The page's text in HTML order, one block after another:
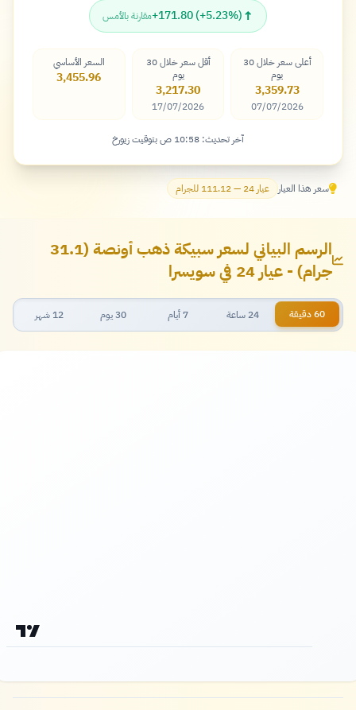
↑
+171.80 (+5.23%)مقارنة بالأمس
أعلى سعر خلال 30
يوم
3,359.73
07/07/2026
أقل سعر خلال 30
يوم
3,217.30
17/07/2026
السعر الأساسي
3,455.96
آخر تحديث: 10:58 ص بتوقيت زيورخ
سعر هذا العيار عيار 24 — 111.12 للجرام
الرسم البياني لسعر سبيكة ذهب أونصة (31.1
جرام) - عيار 24 في سويسرا
60 دقيقة 24 ساعة 7 أيام 30 يوم 12 شهر